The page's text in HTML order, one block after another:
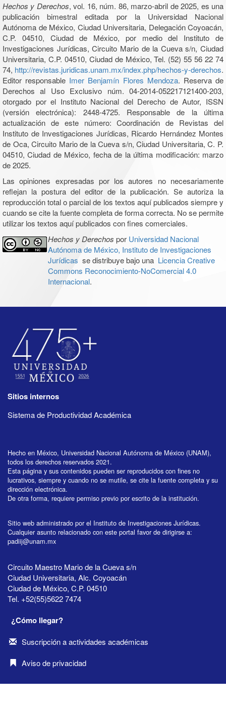
Hechos y Derechos, vol. 16, núm. 86, marzo-abril de 2025, es una
publicación bimestral editada por la Universidad Nacional
Autónoma de México, Ciudad Universitaria, Delegación Coyoacán,
C.P. 04510, Ciudad de México, por medio del Instituto de
Investigaciones Jurídicas, Circuito Mario de la Cueva s/n, Ciudad
Universitaria, C.P. 04510, Ciudad de México, Tel. (52) 55 56 22 74
74, http://revistas.juridicas.unam.mx/index.php/hechos-y-derechos.
Editor responsable Imer Benjamín Flores Mendoza. Reserva de
Derechos al Uso Exclusivo núm. 04-2014-052217121400-203,
otorgado por el Instituto Nacional del Derecho de Autor, ISSN
(versión electrónica): 2448-4725. Responsable de la última
actualización de este número: Coordinación de Revistas del
Instituto de Investigaciones Jurídicas, Ricardo Hernández Montes
de Oca, Circuito Mario de la Cueva s/n, Ciudad Universitaria, C. P.
04510, Ciudad de México, fecha de la última modificación: marzo
de 2025.
Las opiniones expresadas por los autores no necesariamente
reflejan la postura del editor de la publicación. Se autoriza la
reproducción total o parcial de los textos aquí publicados siempre y
cuando se cite la fuente completa de forma correcta. No se permite
utilizar los textos aquí publicados con fines comerciales.
Hechos y Derechos por Universidad Nacional
Autónoma de México, Instituto de Investigaciones
Jurídicas se distribuye bajo una Licencia Creative
Commons Reconocimiento-NoComercial 4.0
Internacional.
Sitios internos
Sistema de Productividad Académica
Hecho en México, Universidad Nacional Autónoma de México (UNAM),
todos los derechos reservados 2021.
Esta página y sus contenidos pueden ser reproducidos con fines no
lucrativos, siempre y cuando no se mutile, se cite la fuente completa y su
dirección electrónica.
De otra forma, requiere permiso previo por escrito de la institución.
Sitio web administrado por el Instituto de Investigaciones Jurídicas.
Cualquier asunto relacionado con este portal favor de dirigirse a:
padiij@unam.mx
Circuito Maestro Mario de la Cueva s/n
Ciudad Universitaria, Alc. Coyoacán
Ciudad de México, C.P. 04510
Tel. +52(55)5622 7474
¿Cómo llegar?
Suscripción a actividades académicas
Aviso de privacidad